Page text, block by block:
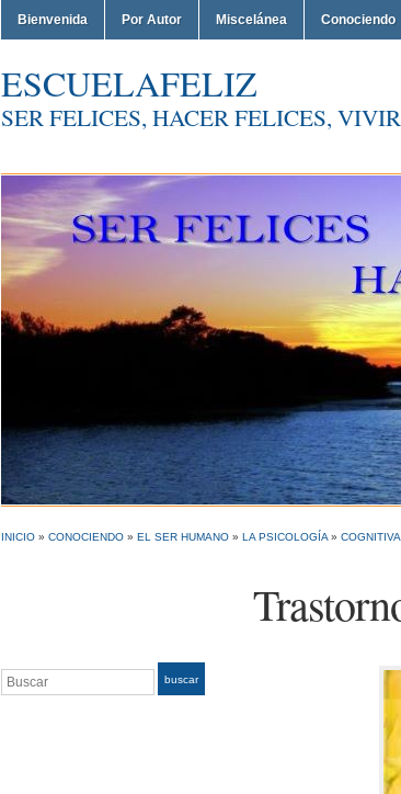
Bienvenida Por Autor Miscelánea Conociendo
ESCUELAFELIZ
SER FELICES, HACER FELICES,
INICIO » CONOCIENDO » EL SER HUMANO » LA PSICOLOGÍA » COGNITIVA
Buscar buscar